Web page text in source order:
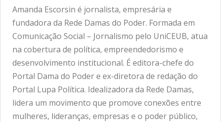
Amanda Escorsin é jornalista, empresária e
fundadora da Rede Damas do Poder. Formada em
Comunicação Social – Jornalismo pelo UniCEUB, atua
na cobertura de política, empreendedorismo e
desenvolvimento institucional. É editora-chefe do
Portal Dama do Poder e ex-diretora de redação do
Portal Lupa Política. Idealizadora da Rede Damas,
lidera um movimento que promove conexões entre
mulheres, lideranças, empresas e o poder público,